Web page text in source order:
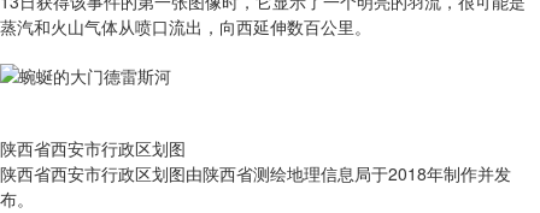
蒸汽和火山气体从喷口流出，向西延伸数百公里。
陕西省西安市行政区划图
陕西省西安市行政区划图由陕西省测绘地理信息局于2018年制作并发
布。